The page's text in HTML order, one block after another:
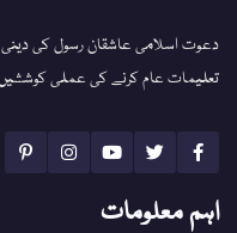
دعوت اسلامی عاشقان رسول کی
تعلیمات عام کرنے کی عملی
اہم معلومات